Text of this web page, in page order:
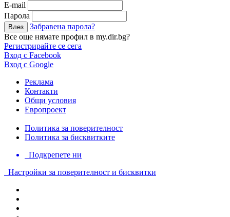
Е-mail
Парола
Забравена парола?
Все още нямате профил в my.dir.bg?
Регистрирайте се сега
Вход с Facebook
Вход с Google
Реклама
Контакти
Общи условия
Европроект
Политика за поверителност
Политика за бисквитките
Подкрепете ни
Настройки за поверителност и бисквитки